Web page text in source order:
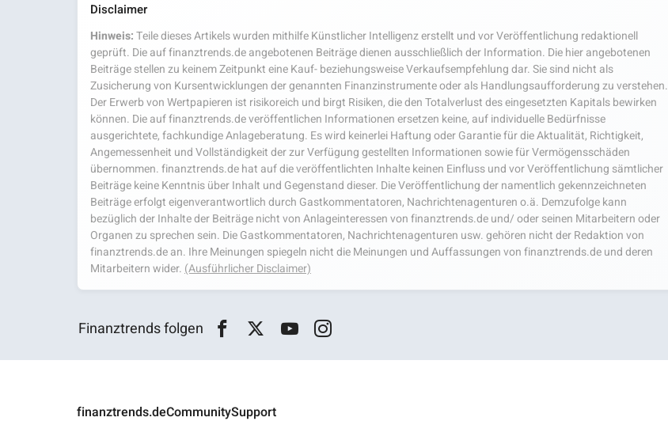
Disclaimer
Hinweis:Teile dieses Artikels wurden mithilfe Künstlicher Intelligenz erstellt und vor Veröffentlichung redaktionell
geprüft. Die auf finanztrends.de angebotenen Beiträge dienen ausschließlich der Information. Die hier angebotenen
Beiträge stellen zu keinem Zeitpunkt eine Kauf- beziehungsweise Verkaufsempfehlung dar. Sie sind nicht als
Zusicherung von Kursentwicklungen der genannten Finanzinstrumente oder als Handlungsaufforderung zu verstehen.
Der Erwerb von Wertpapieren ist risikoreich und birgt Risiken, die den Totalverlust des eingesetzten Kapitals bewirken
können. Die auf finanztrends.de veröffentlichen Informationen ersetzen keine, auf individuelle Bedürfnisse
ausgerichtete, fachkundige Anlageberatung. Es wird keinerlei Haftung oder Garantie für die Aktualität, Richtigkeit,
Angemessenheit und Vollständigkeit der zur Verfügung gestellten Informationen sowie für Vermögensschäden
übernommen. finanztrends.de hat auf die veröffentlichten Inhalte keinen Einfluss und vor Veröffentlichung sämtlicher
Beiträge keine Kenntnis über Inhalt und Gegenstand dieser. Die Veröffentlichung der namentlich gekennzeichneten
Beiträge erfolgt eigenverantwortlich durch Gastkommentatoren, Nachrichtenagenturen o.ä. Demzufolge kann
bezüglich der Inhalte der Beiträge nicht von Anlageinteressen von finanztrends.de und/ oder seinen Mitarbeitern oder
Organen zu sprechen sein. Die Gastkommentatoren, Nachrichtenagenturen usw. gehören nicht der Redaktion von
finanztrends.de an. Ihre Meinungen spiegeln nicht die Meinungen und Auffassungen von finanztrends.de und deren
Mitarbeitern wider. (Ausführlicher Disclaimer)
Finanztrends folgen
finanztrends.deCommunitySupport